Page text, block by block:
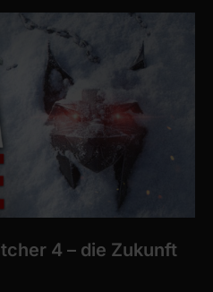
4 – die Zukunft